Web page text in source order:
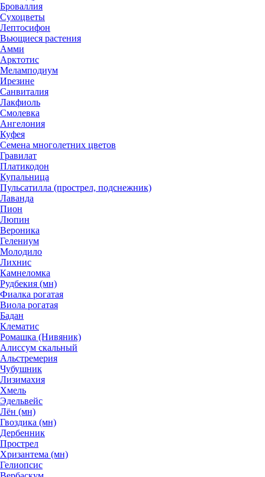
Броваллия
Сухоцветы
Лептосифон
Вьющиеся растения
Амми
Арктотис
Меламподиум
Ирезине
Санвиталия
Лакфиоль
Смолевка
Ангелония
Куфея
Семена многолетних цветов
Гравилат
Платикодон
Купальница
Пульсатилла (прострел, подснежник)
Лаванда
Пион
Люпин
Вероника
Гелениум
Молодило
Лихнис
Камнеломка
Рудбекия (мн)
Фиалка рогатая
Виола рогатая
Бадан
Клематис
Ромашка (Нивяник)
Алиссум скальный
Альстремерия
Чубушник
Лизимахия
Хмель
Эдельвейс
Лён (мн)
Гвоздика (мн)
Дербенник
Прострел
Хризантема (мн)
Гелиопсис